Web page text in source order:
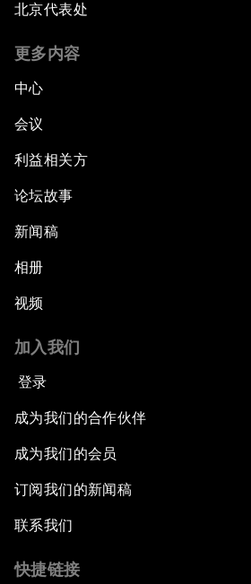
北京代表处
更多内容
中心
会议
利益相关方
论坛故事
新闻稿
相册
视频
加入我们
登录
成为我们的合作伙伴
成为我们的会员
订阅我们的新闻稿
联系我们
快捷链接